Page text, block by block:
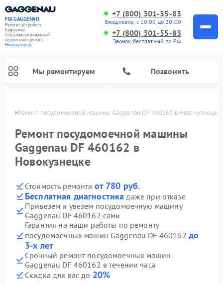
FIX-GAGGENAU
Ремонт устройств
Gaggenau
Специализированный
cервисный центр г.
Новокузнецк
+7 (800) 301-55-83
Ежедневно, с 10:00 до 20:00
+7 (800) 301-55-83
Звонок бесплатный по РФ
Мы ремонтируем Позвонить
Ремонт посудомоечной машины Gaggenau DF 460162 в Новокузнецке
Ремонт посудомоечной машины
Gaggenau DF 460162 в
Новокузнецке
Стоимость ремонта от 780 руб.
Бесплатная диагностика даже при отказе
Привезем и увезем посудомоечную машину
Gaggenau DF 460162 сами
Гарантия на наши работы по ремонту
посудомоечных машин Gaggenau DF 460162 до
3-х лет
Срочный ремонт посудомоечных машин
Gaggenau DF 460162 в течении часа
Скидка для вас до 20%